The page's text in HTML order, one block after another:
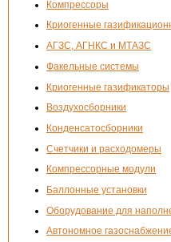
Компрессоры
Криогенные
АГЗС, АГНКС и МТАЗС
Факельные системы
Криогенные газификаторы
Воздухосборники
Конденсатосборники
Счетчики и расходомеры
Компрессорные модули
Баллонные установки
Оборудование для
Автономное